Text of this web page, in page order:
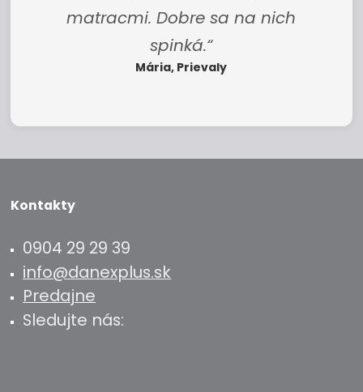
všade, kam ideme.“
Romana, Nové Mesto nad Váhom
Kontakty
0904 29 29 39
info@danexplus.sk
Predajne
Sledujte nás: